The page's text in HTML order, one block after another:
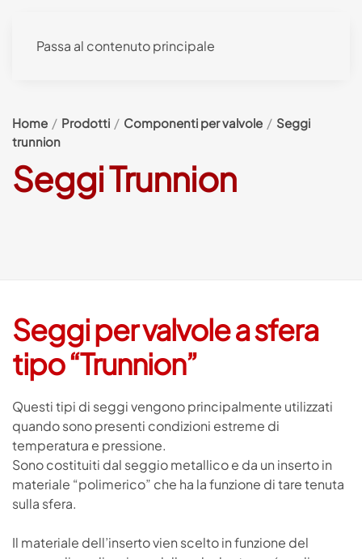
Passa al contenuto principale
Home Prodotti Componenti per valvole
Seggi
trunnion
Seggi Trunnion
Seggi per valvole a sfera
tipo “Trunnion”
Questi tipi di seggi vengono principalmente utilizzati
quando sono presenti condizioni estreme di
temperatura e pressione.
Sono costituiti dal seggio metallico e da un inserto in
materiale “polimerico” che ha la funzione di tare tenuta
sulla sfera.
Il materiale dell’inserto vien scelto in funzione del